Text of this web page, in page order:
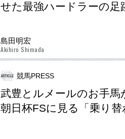
せた最強ハードラーの足
島田明宏
Akihiro Shimada
競馬PRESS
武豊とルメールのお手
朝日杯FSに見る「乗り替